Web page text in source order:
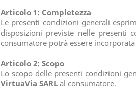
Articolo 1: Completezza
Le presenti condizioni generali
disposizioni previste nelle presenti
consumatore potrà essere
Articolo 2: Scopo
Lo scopo delle presenti condizioni
VirtuaVia SARL al consumatore.